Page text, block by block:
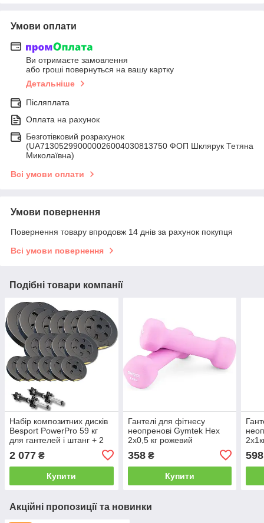
Умови оплати
Ви отримаєте замовлення
або гроші повернуться на вашу картку
Детальніше
Післяплата
Оплата на рахунок
Безготівковий розрахунок
(UA713052990000026004030813750 ФОП Шклярук Тетяна
Миколаївна)
Всі умови оплати
Умови повернення
Повернення товару впродовж 14 днів за рахунок покупця
Всі умови повернення
Подібні товари компанії
Набір композитних дисків
Besport PowerPro 59 кг
для гантелей і штанг + 2
2 077 ₴
Купити
Гантелі для фітнесу
неопренові Gymtek Hex
2х0,5 кг рожевий
358₴
Купити
598
Акційні пропозиції та новинки